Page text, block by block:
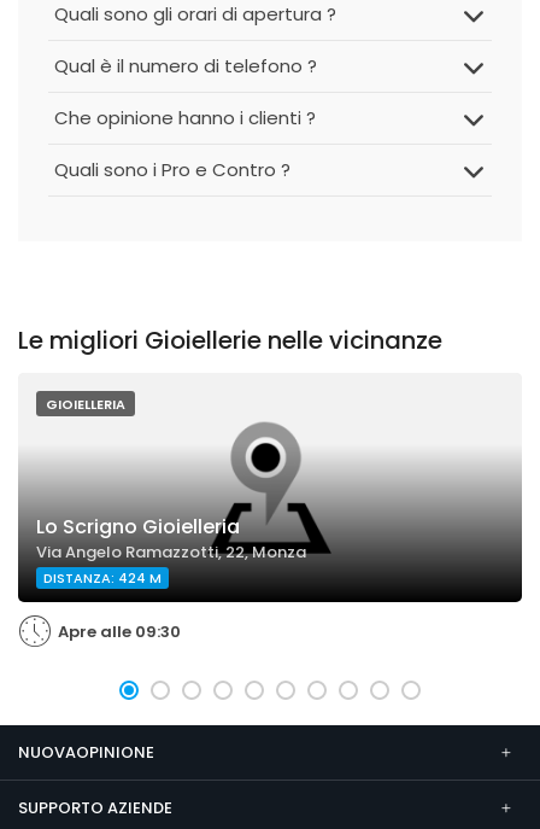
Quali sono gli orari di apertura ?
Qual è il numero di telefono ?
Che opinione hanno i clienti ?
Quali sono i Pro e Contro ?
Le migliori Gioiellerie nelle vicinanze
GIOIELLERIA
Lo Scrigno Gioielleria
Via Angelo Ramazzotti, 22, Monza
DISTANZA: 424 M
Apre alle 09:30
NUOVAOPINIONE
SUPPORTO AZIENDE